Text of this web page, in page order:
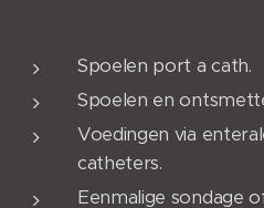
Spoelen port a cath.
Spoelen en
Voedingen via
catheters.
Eenmalige sondage